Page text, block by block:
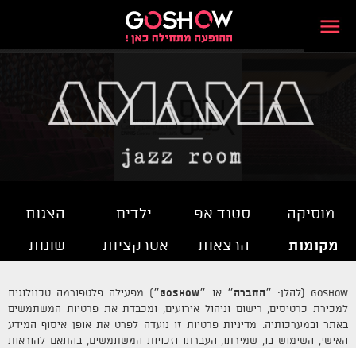
מוסיקה סטנד אפ ילדים
הצגות
הרצאות
אטרקציות שונות מקומות
GOSHOW (להלן: ״ החברה״ או ״GOSHOW״) מפעילה פלטפורמה טכנולוגית
למכירת כרטיסים, רישום וניהול אירועים, ומכבדת את פרטיות המשתמשים
באתר ובמערכותיה. מדיניות פרטיות זו נועדה לפרט את אופן איסוף המידע
האישי, השימוש בו, שמירתו, העברתו וזכויות המשתמשים, בהתאם להוראות